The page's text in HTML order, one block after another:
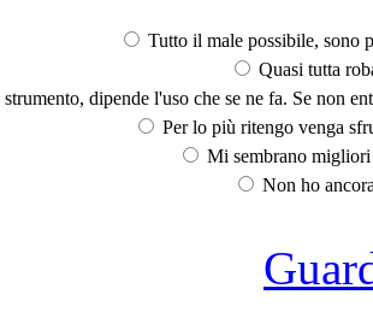
Tutto il male possibile, sono
Quasi tutta
dipende l'uso che se ne fa. Se non
Per lo più ritengo venga
Mi sembrano
Non ho